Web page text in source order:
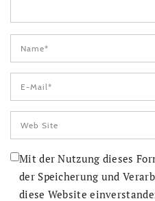
Mit der Nutzung dieses
der Speicherung und
diese Website